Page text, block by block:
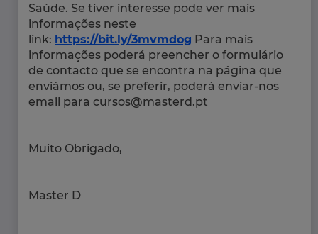
Saúde. Se tiver interesse pode ver mais
informações neste
link: https://bit.ly/3mvmdog Para mais
informações poderá preencher o formulário
de contacto que se encontra na página que
enviámos ou, se preferir, poderá enviar-nos
email para cursos@masterd.pt
Muito Obrigado,
Master D